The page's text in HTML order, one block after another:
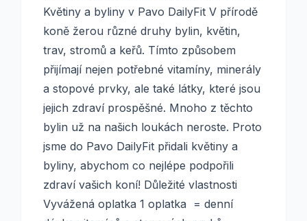
Květiny a byliny v Pavo DailyFit V přírodě
koně žerou různé druhy bylin, květin,
trav, stromů a keřů. Tímto způsobem
přijímají nejen potřebné vitamíny, minerály
a stopové prvky, ale také látky, které jsou
jejich zdraví prospěšné. Mnoho z těchto
bylin už na našich loukách neroste. Proto
jsme do Pavo DailyFit přidali květiny a
byliny, abychom co nejlépe podpořili
zdraví vašich koní! Důležité vlastnosti
Vyvážená oplatka 1 oplatka = denní